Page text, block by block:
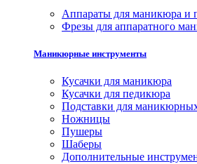
Аппараты для маникюра и
Фрезы для аппаратного
Маникюрные инструменты
Кусачки для маникюра
Кусачки для педикюра
Подставки для
Ножницы
Пушеры
Шаберы
Дополнительные